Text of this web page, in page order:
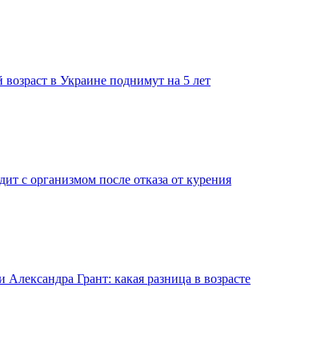
в Украине поднимут на 5 лет
с организмом после отказа от курения
Александра Грант: какая разница в возрасте